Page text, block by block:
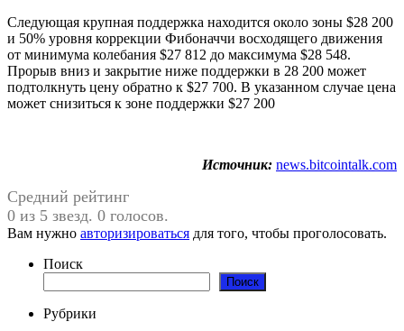
Следующая крупная поддержка находится около зоны $28 200
и 50% уровня коррекции Фибоначчи восходящего движения
от минимума колебания $27 812 до максимума $28 548.
Прорыв вниз и закрытие ниже поддержки в 28 200 может
подтолкнуть цену обратно к $27 700. В указанном случае цена
может снизиться к зоне поддержки $27 200
Источник: news.bitcointalk.com
Средний рейтинг
0 из 5 звезд. 0 голосов.
Вам нужно авторизироваться для того, чтобы проголосовать.
Поиск
Поиск
Рубрики